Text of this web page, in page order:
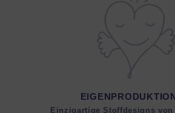
Einzigartige Stoffdesigns von